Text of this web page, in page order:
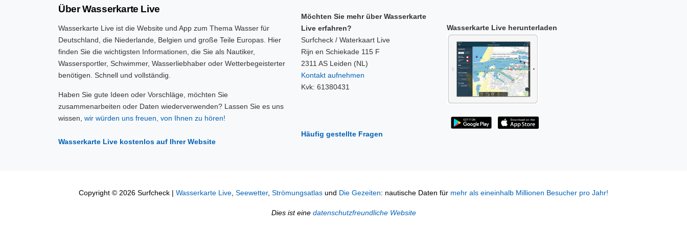
Über Wasserkarte Live
Wasserkarte Live ist die Website und App zum Thema Wasser für
Deutschland, die Niederlande, Belgien und große Teile Europas. Hier
finden Sie die wichtigsten Informationen, die Sie als Nautiker,
Wassersportler, Schwimmer, Wasserliebhaber oder Wetterbegeisterter
benötigen. Schnell und vollständig.
Haben Sie gute Ideen oder Vorschläge, möchten Sie
zusammenarbeiten oder Daten wiederverwenden? Lassen Sie es uns
wissen, wir würden uns freuen, von Ihnen zu hören!
Wasserkarte Live kostenlos auf Ihrer Website
Möchten Sie mehr über Wasserkarte
Live erfahren?
Surfcheck / Waterkaart Live
Rijn en Schiekade 115 F
2311 AS Leiden (NL)
Kontakt aufnehmen
Kvk: 61380431
Häufig gestellte Fragen
Wasserkarte Live herunterladen
Copyright © 2026 Surfcheck | Wasserkarte Live, Seewetter, Strömungsatlas und Die Gezeiten: nautische Daten für mehr als eineinhalb Millionen Besucher pro Jahr!
Dies ist eine datenschutzfreundliche Website